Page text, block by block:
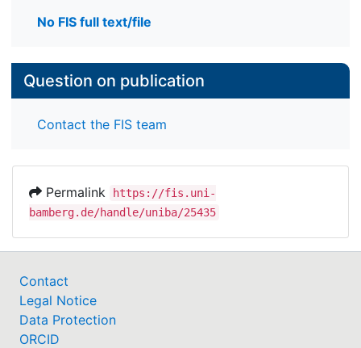
No FIS full text/file
Question on publication
Contact the FIS team
Permalink
https://fis.uni-
bamberg.de/handle/uniba/25435
Contact
Legal Notice
Data Protection
ORCID